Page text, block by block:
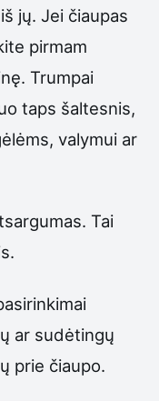
jų. Jei čiaupas
pirmam
Trumpai
taps šaltesnis,
valymui ar
Tai
ar sudėtingų
prie čiaupo.